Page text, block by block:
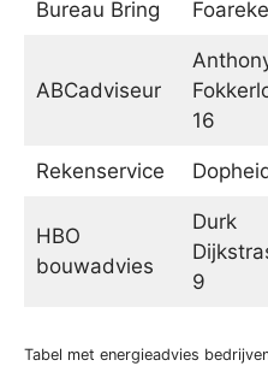
Bureau Bring
ABCadviseur
16
Rekenservice
HBO
bouwadvies
Durk
9
Tabel met energieadvies